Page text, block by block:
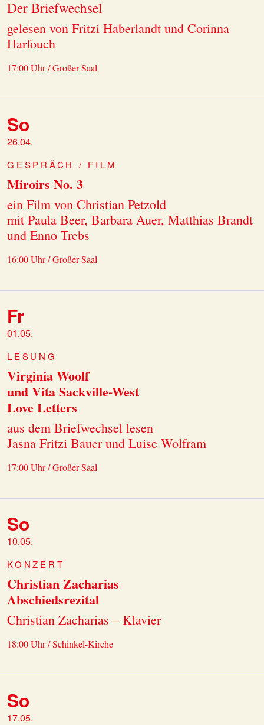
Der Briefwechsel
gelesen von Fritzi Haberlandt und Corinna
Harfouch
17:00 Uhr / Großer Saal
So
26.04.
GESPRÄCH / FILM
Miroirs No. 3
ein Film von Christian Petzold
mit Paula Beer, Barbara Auer, Matthias Brandt
und Enno Trebs
16:00 Uhr / Großer Saal
Fr
01.05.
LESUNG
Virginia Woolf
und Vita Sackville-West
Love Letters
aus dem Briefwechsel lesen
Jasna Fritzi Bauer und Luise Wolfram
17:00 Uhr / Großer Saal
So
10.05.
KONZERT
Christian Zacharias
Abschiedsrezital
Christian Zacharias – Klavier
18:00 Uhr / Schinkel-Kirche
So
17.05.